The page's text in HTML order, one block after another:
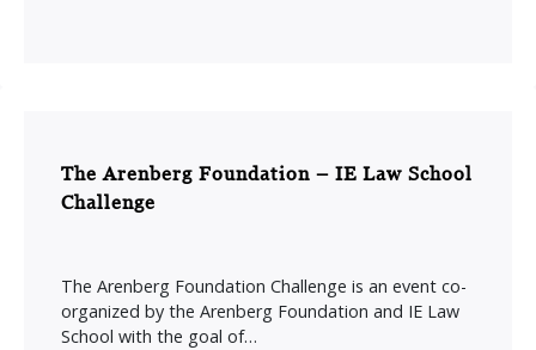
The Arenberg Foundation – IE Law School
Challenge
The Arenberg Foundation Challenge is an event co-
organized by the Arenberg Foundation and IE Law
School with the goal of…